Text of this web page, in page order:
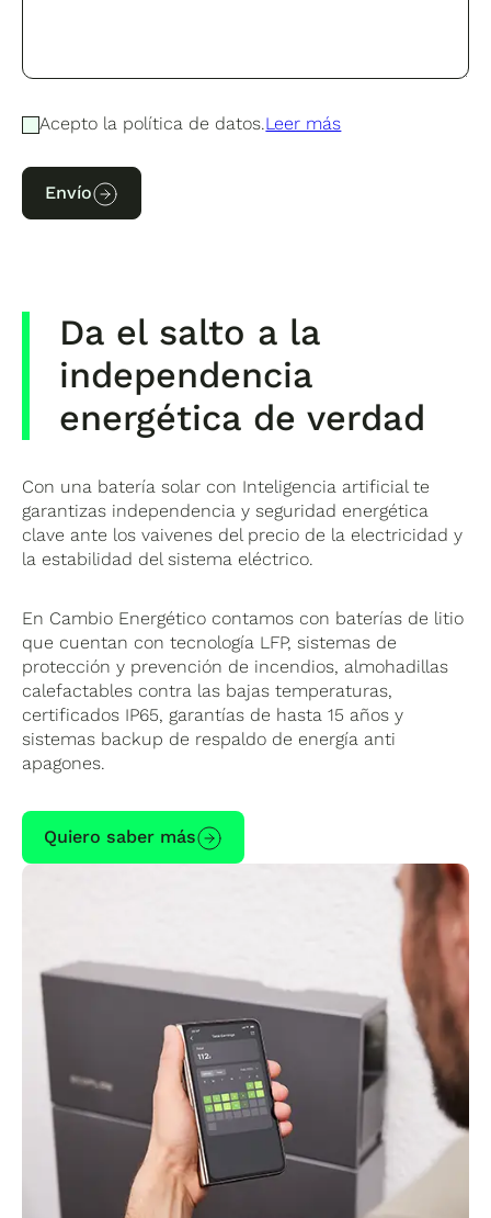
Acepto la política de datos.Leer más
Envío
Da el salto a la
independencia
energética de verdad
Con una batería solar con Inteligencia artificial te
garantizas independencia y seguridad energética
clave ante los vaivenes del precio de la electricidad y
la estabilidad del sistema eléctrico.
En Cambio Energético contamos con baterías de litio
que cuentan con tecnología LFP, sistemas de
protección y prevención de incendios, almohadillas
calefactables contra las bajas temperaturas,
certificados IP65, garantías de hasta 15 años y
sistemas backup de respaldo de energía anti
apagones.
Quiero saber más